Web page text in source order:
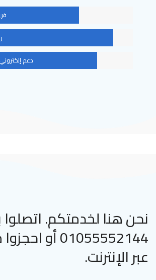
دعم إلكتروني
نحن هنا لخدمتكم. اتصلوا
01055552144
عبر الإنترنت.